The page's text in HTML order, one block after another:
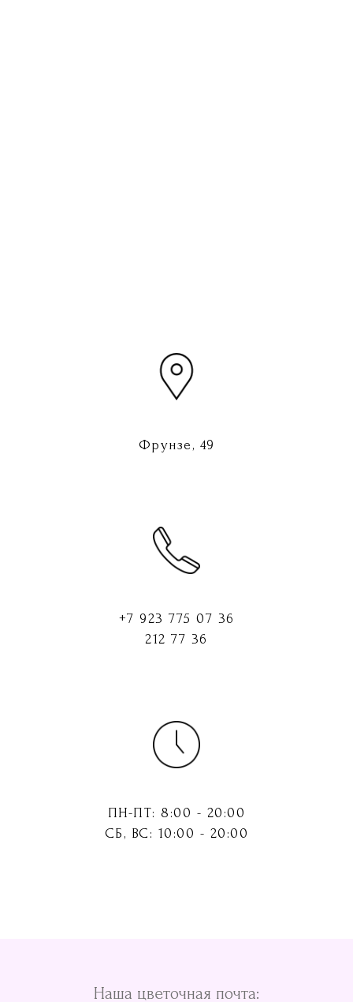
Фрунзе, 49
+7 923 775 07 36
212 77 36
ПН-ПТ: 8:00 - 20:00
СБ, ВС: 10:00 - 20:00
Наша цветочная почта: